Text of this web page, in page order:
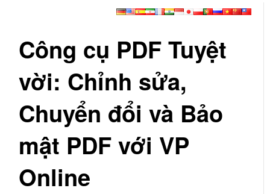
Công cụ PDF Tuyệt
vời: Chỉnh sửa,
Chuyển đổi và Bảo
mật PDF với VP
Online